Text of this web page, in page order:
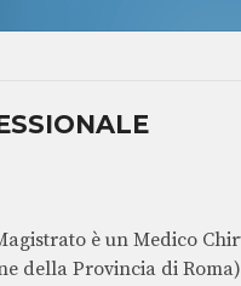
è un Medico
della Provincia di